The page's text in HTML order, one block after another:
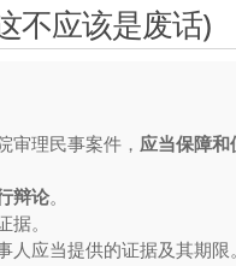
不应该是废话)
理民事案件， 应当保障
辩论。
。
应当提供的证据及其期